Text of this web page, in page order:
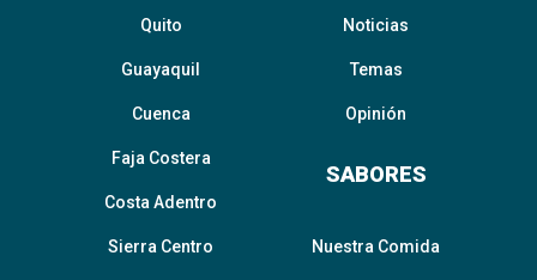
Quito
Guayaquil
Cuenca
Faja Costera
Costa Adentro
Sierra Centro
Noticias
Temas
Opinión
SABORES
Nuestra Comida